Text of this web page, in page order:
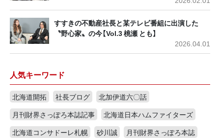
すすきの不動産社長と某テレビ番組に出演した
〝野心家〟の今【Vol.3 桃瀬 とも】
2026.04.01
人気キーワード
北海道開拓 社長ブログ
北加伊道六〇話
月刊財界さっぽろ本誌記事
北海道日本ハムファイターズ
北海道コンサドーレ札幌
砂川誠
月刊財界さっぽろ本誌